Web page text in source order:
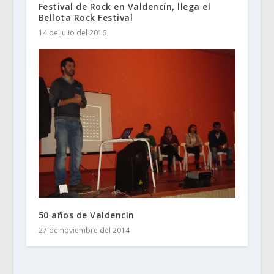
Festival de Rock en Valdencín, llega el
Bellota Rock Festival
14 de julio del 2016
50 años de Valdencín
27 de noviembre del 2014